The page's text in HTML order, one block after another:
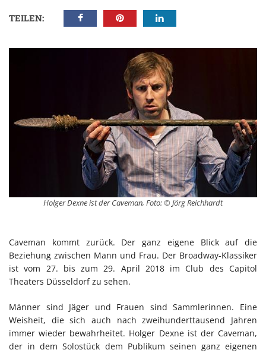
TEILEN:
Holger Dexne ist der Caveman, Foto: © Jörg Reichhardt
Caveman kommt zurück. Der ganz eigene Blick auf die
Beziehung zwischen Mann und Frau. Der Broadway-Klassiker
ist vom 27. bis zum 29. April 2018 im Club des Capitol
Theaters Düsseldorf zu sehen.
Männer sind Jäger und Frauen sind Sammlerinnen. Eine
Weisheit, die sich auch nach zweihunderttausend Jahren
immer wieder bewahrheitet. Holger Dexne ist der Caveman,
der in dem Solostück dem Publikum seinen ganz eigenen